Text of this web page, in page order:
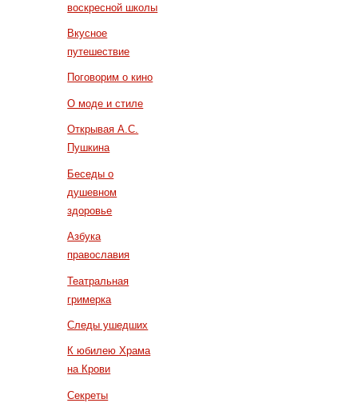
воскресной школы
Вкусное
путешествие
Поговорим о кино
О моде и стиле
Открывая А.С.
Пушкина
Беседы о
душевном
здоровье
Азбука
православия
Театральная
гримерка
Следы ушедших
К юбилею Храма
на Крови
Секреты